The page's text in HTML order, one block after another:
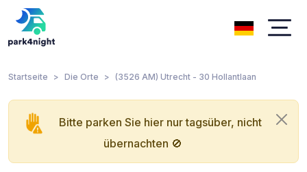
Startseite Die Orte (3526 AM) Utrecht - 30 Hollantlaan
Bitte parken Sie hier nur tagsüber, nicht
übernachten 🚫